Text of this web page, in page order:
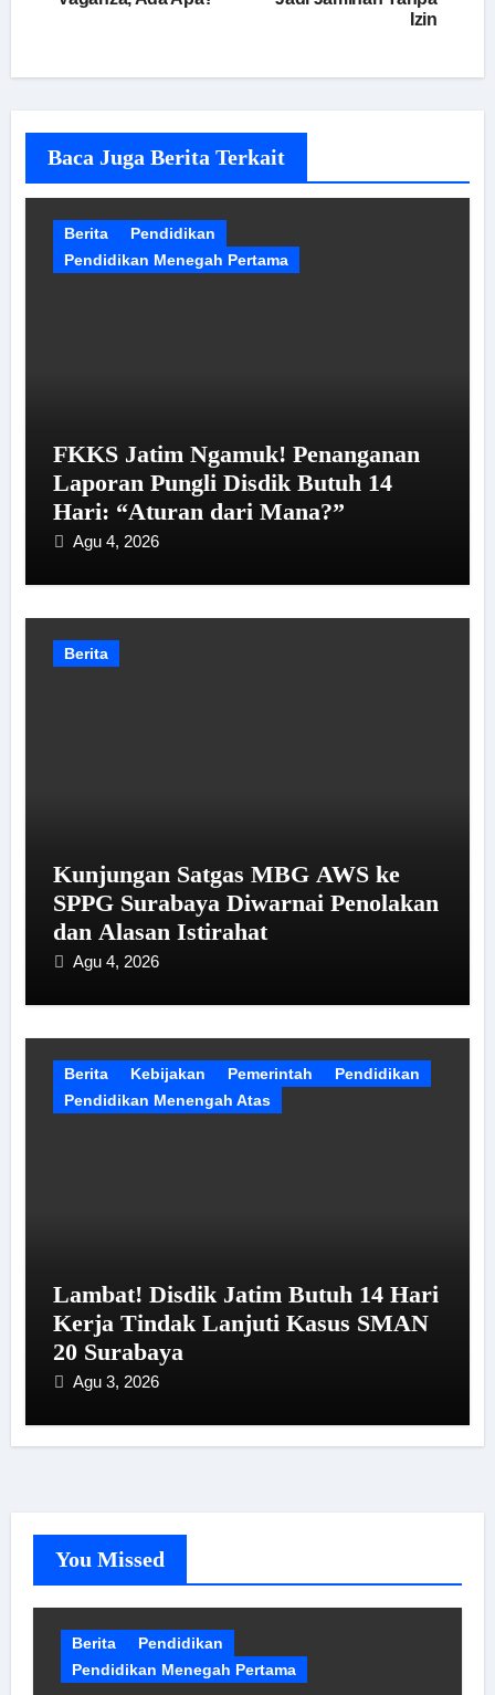
Izin
Baca Juga Berita Terkait
Berita
Pendidikan
Pendidikan Menegah Pertama
FKKS Jatim Ngamuk! Penanganan
Laporan Pungli Disdik Butuh 14
Hari: “Aturan dari Mana?”
Agu 4, 2026
Berita
Kunjungan Satgas MBG AWS ke
SPPG Surabaya Diwarnai Penolakan
dan Alasan Istirahat
Agu 4, 2026
Berita Kebijakan Pemerintah
Pendidikan
Pendidikan Menengah Atas
Lambat! Disdik Jatim Butuh 14 Hari
Kerja Tindak Lanjuti Kasus SMAN
20 Surabaya
Agu 3, 2026
You Missed
Berita
Pendidikan
Pendidikan Menegah Pertama